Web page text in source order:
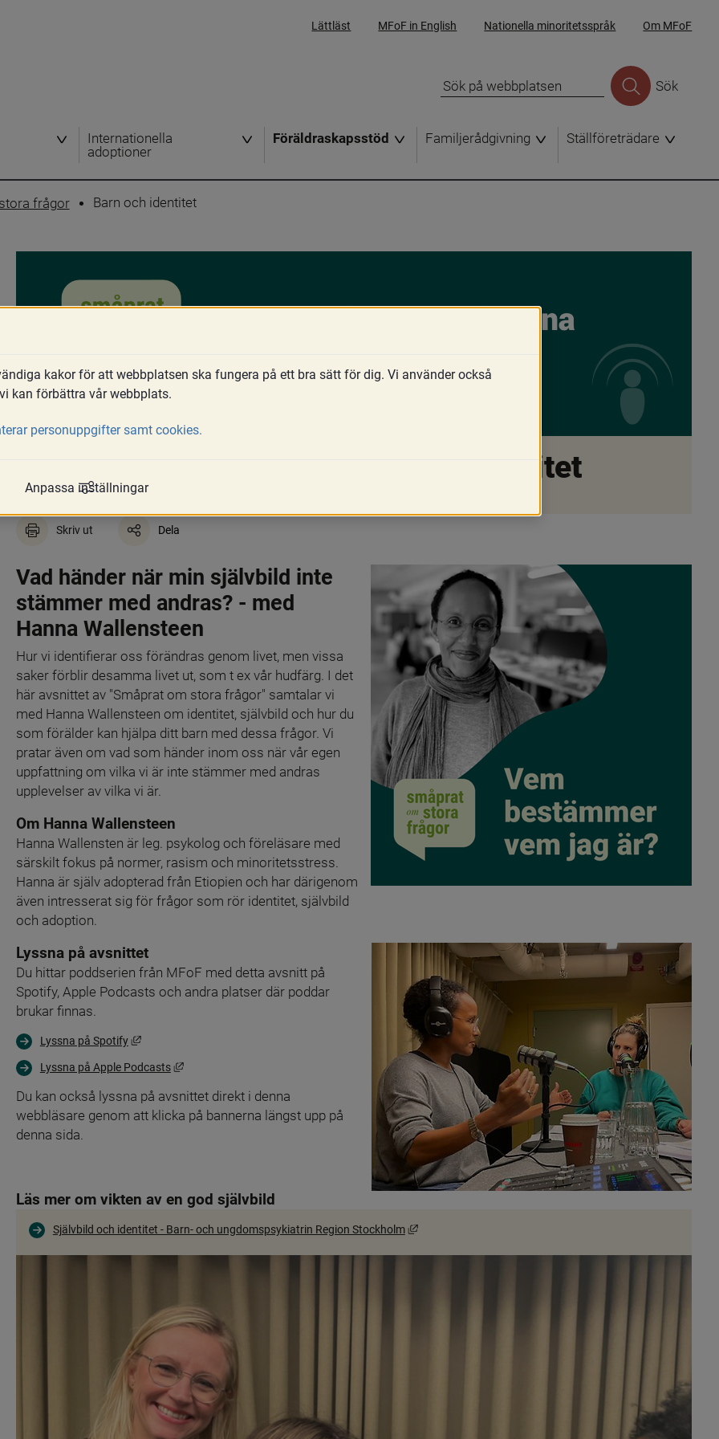
Lättläst MFoF in English Nationella minoritetsspråk Om MFoF
Sök
Internationella
adoptioner
Föräldraskapsstöd Familjerådgivning Ställföreträdare
frågor Barn och identitet
Identitet, minoritetsstress och etnicitet
Skriv ut Dela
Vad händer när min självbild inte
stämmer med andras? - med
Hanna Wallensteen
Hur vi identifierar oss förändras genom livet, men vissa
saker förblir desamma livet ut, som t ex vår hudfärg. I det
här avsnittet av "Småprat om stora frågor" samtalar vi
med Hanna Wallensteen om identitet, självbild och hur du
som förälder kan hjälpa ditt barn med dessa frågor. Vi
pratar även om vad som händer inom oss när vår egen
uppfattning om vilka vi är inte stämmer med andras
upplevelser av vilka vi är.
Om Hanna Wallensteen
Hanna Wallensten är leg. psykolog och föreläsare med
särskilt fokus på normer, rasism och minoritetsstress.
Hanna är själv adopterad från Etiopien och har därigenom
även intresserat sig för frågor som rör identitet, självbild
och adoption.
Lyssna på avsnittet
Du hittar poddserien från MFoF med detta avsnitt på
Spotify, Apple Podcasts och andra platser där poddar
brukar finnas.
Lyssna på Spotify Länk till annan webbplats, öppnas i nytt fönster.
Lyssna på Apple Podcasts Länk till annan webbplats, öppnas i nytt fönster.
Du kan också lyssna på avsnittet direkt i denna
webbläsare genom att klicka på bannerna längst upp på
denna sida.
Läs mer om vikten av en god självbild
Självbild och identitet - Barn- och ungdomspsykiatrin Region Stockholm Länk till annan webbplats, öppnas i nytt fönster.
kakor för att webbplatsen ska fungera på ett bra sätt för dig. Vi använder också
kan förbättra vår webbplats.
personuppgifter samt cookies.
Anpassa inställningar